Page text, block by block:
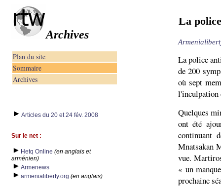
Archives
Plan du site
Sommaire
Archives
Articles du 20 et 24 fév. 2008
Sur le net :
Hetq Online (en anglais et
arménien)
Armenews
armenialiberty.org (en anglais)
La
La police
de 200
où sept
l'inculpation
Quelques
ont été
continuant
Mnatsakan
vue.
« un
prochaine